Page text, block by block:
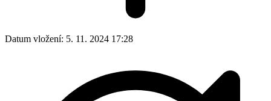
Datum vložení: 5. 11. 2024 17:28